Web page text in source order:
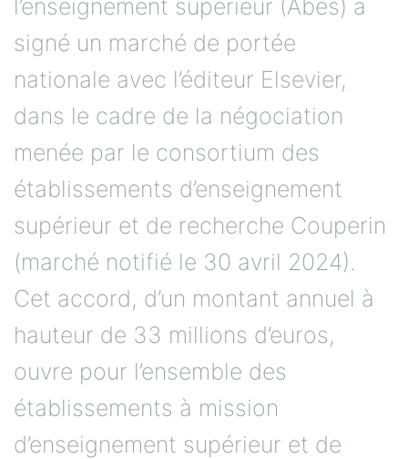
l’enseignement supérieur (Abes) a
signé un marché de portée
nationale avec l’éditeur Elsevier,
dans le cadre de la négociation
menée par le consortium des
établissements d’enseignement
supérieur et de recherche Couperin
(marché notifié le 30 avril 2024).
Cet accord, d’un montant annuel à
hauteur de 33 millions d’euros,
ouvre pour l’ensemble des
établissements à mission
d’enseignement supérieur et de